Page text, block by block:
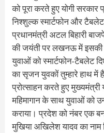
को पूरा करते हुए योगी
निश्शुल्क स्मार्टफोन और टैबलेट
प्रधानमंत्री अटल बिहारी
की जयंती पर लखनऊ में
युवाओं को स्मार्टफोन-टैबलेट
का सृजन युवकों तुम्हारे हाथ में
प्रोत्साहन करते हुए मुख्यमंत्री
महिमागान के साथ युवाओं को
कराया। प्रदेश को नंबर एक
मुखिया अखिलेश यादव का नाम